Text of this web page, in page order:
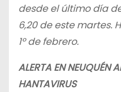
desde el último día
6,20 de este martes.
1º de febrero.
ALERTA EN NEUQUÉN
HANTAVIRUS